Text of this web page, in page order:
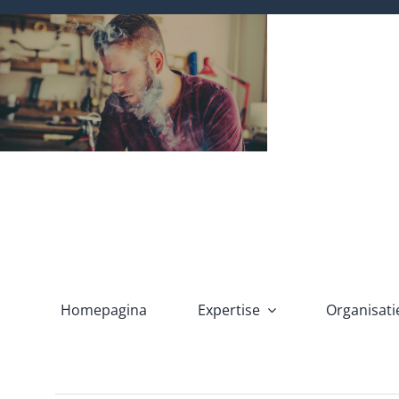
Ga
naar
inhoud
Homepagina Expertise